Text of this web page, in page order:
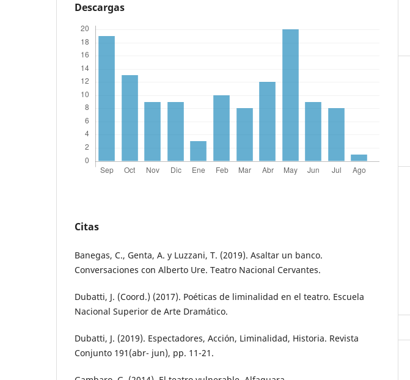
Descargas
Citas
Banegas, C., Genta, A. y Luzzani, T. (2019). Asaltar un banco.
Conversaciones con Alberto Ure. Teatro Nacional Cervantes.
Dubatti, J. (Coord.) (2017). Poéticas de liminalidad en el teatro. Escuela
Nacional Superior de Arte Dramático.
Dubatti, J. (2019). Espectadores, Acción, Liminalidad, Historia. Revista
Conjunto 191(abr- jun), pp. 11-21.